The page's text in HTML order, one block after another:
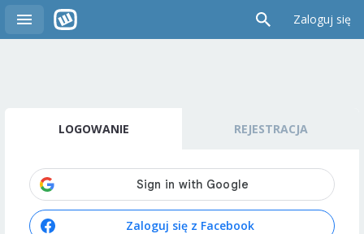
Zaloguj się
LOGOWANIE REJESTRACJA
Zaloguj się z Facebook